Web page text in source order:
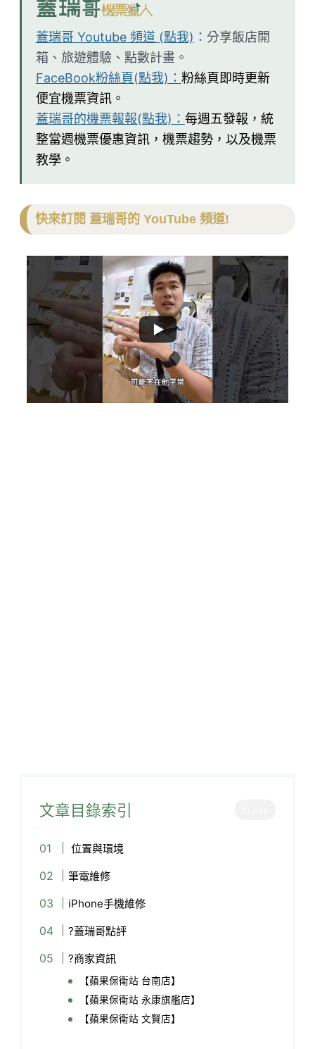
蓋瑞哥 Youtube 頻道 (點我) ： 分享飯店開
箱、旅遊體驗、點數計畫。
FaceBook粉絲頁(點我)： 粉絲頁即時更新
便宜機票資訊。
蓋瑞哥的機票報報(點我)： 每週五發報，統
整當週機票優惠資訊，機票趨勢，以及機票
教學。
快來訂閱 蓋瑞哥的 YouTube 頻道!
文章目錄索引
位置與環境
筆電維修
iPhone手機維修
?蓋瑞哥點評
?商家資訊
【蘋果保衛站 台南店】
【蘋果保衛站 永康旗艦店】
【蘋果保衛站 文賢店】